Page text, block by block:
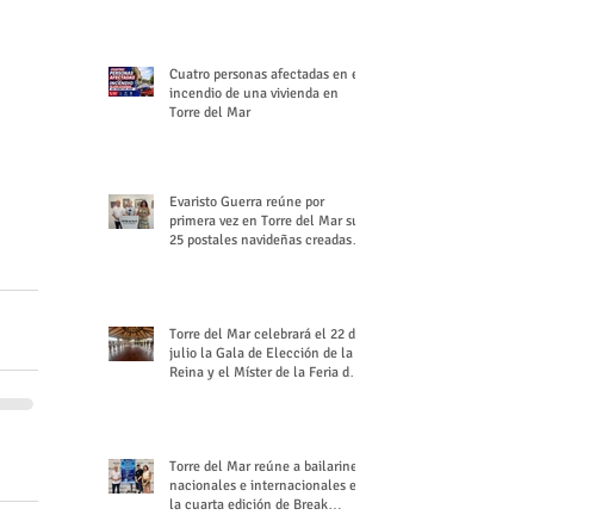
Cuatro personas afectadas en el
incendio de una vivienda en
Torre del Mar
Evaristo Guerra reúne por
primera vez en Torre del Mar sus
25 postales navideñas creadas
Torre del Mar celebrará el 22 de
julio la Gala de Elección de la
Reina y el Míster de la Feria de
Torre del Mar reúne a bailarines
nacionales e internacionales en
la cuarta edición de Break